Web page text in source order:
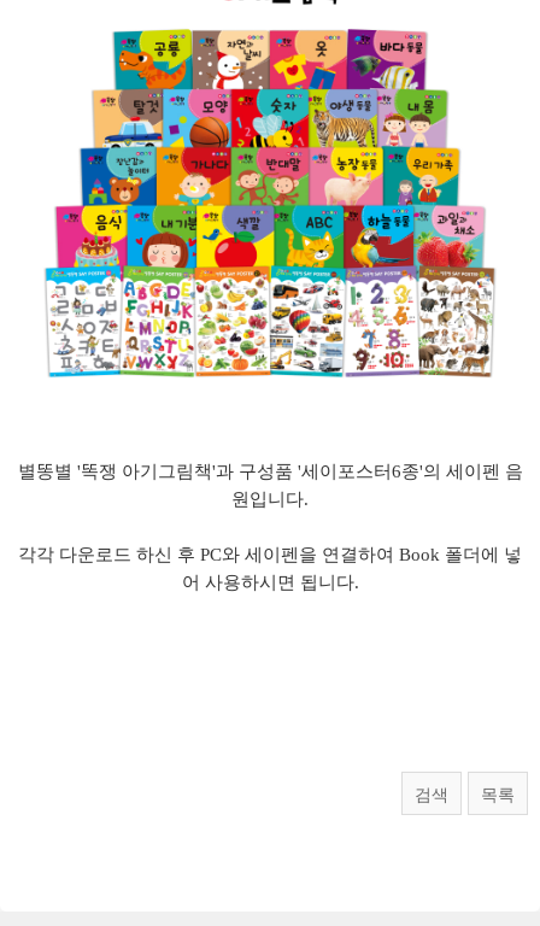
별똥별 '똑쟁 아기그림책'과 구성품 '세이포스터6종'의 세이펜 음
원입니다.
각각 다운로드 하신 후 PC와 세이펜을 연결하여 Book 폴더에 넣
어 사용하시면 됩니다.
검색 목록